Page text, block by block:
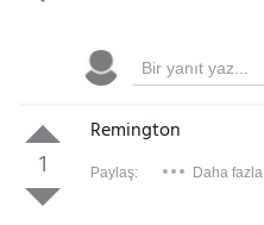
1
Remington
Paylaş: Daha fazla